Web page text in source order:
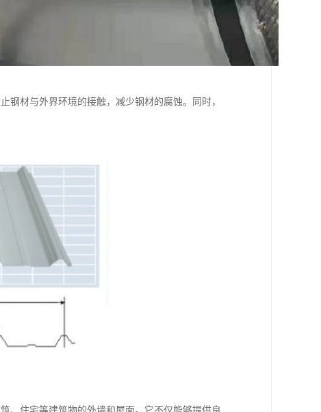
钢材与外界环境的接触，减少钢材的腐蚀。同时，
、住宅等建筑物的外墙和屋面。它不仅能够提供良